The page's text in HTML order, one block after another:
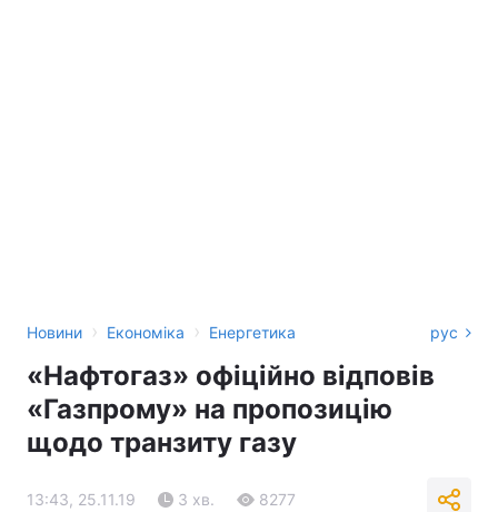
Новини › Економіка › Енергетика рус
«Нафтогаз» офіційно відповів
«Газпрому» на пропозицію
щодо транзиту газу
13:43, 25.11.19 3 хв. 8277